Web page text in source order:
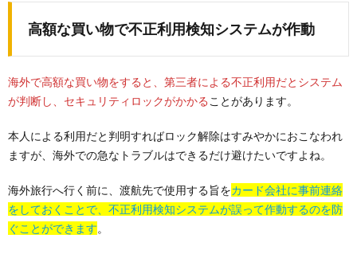
高額な買い物で不正利用検知システムが作動
海外で高額な買い物をすると、第三者による不正利用だとシステム
が判断し、セキュリティロックがかかる ことがあります。
本人による利用だと判明すればロック解除はすみやかにおこなわれ
ますが、海外での急なトラブルはできるだけ避けたいですよね。
海外旅行へ行く前に、渡航先で使用する旨をカード会社に事前連絡
をしておくことで、不正利用検知システムが誤って作動するのを防
ぐことができます。